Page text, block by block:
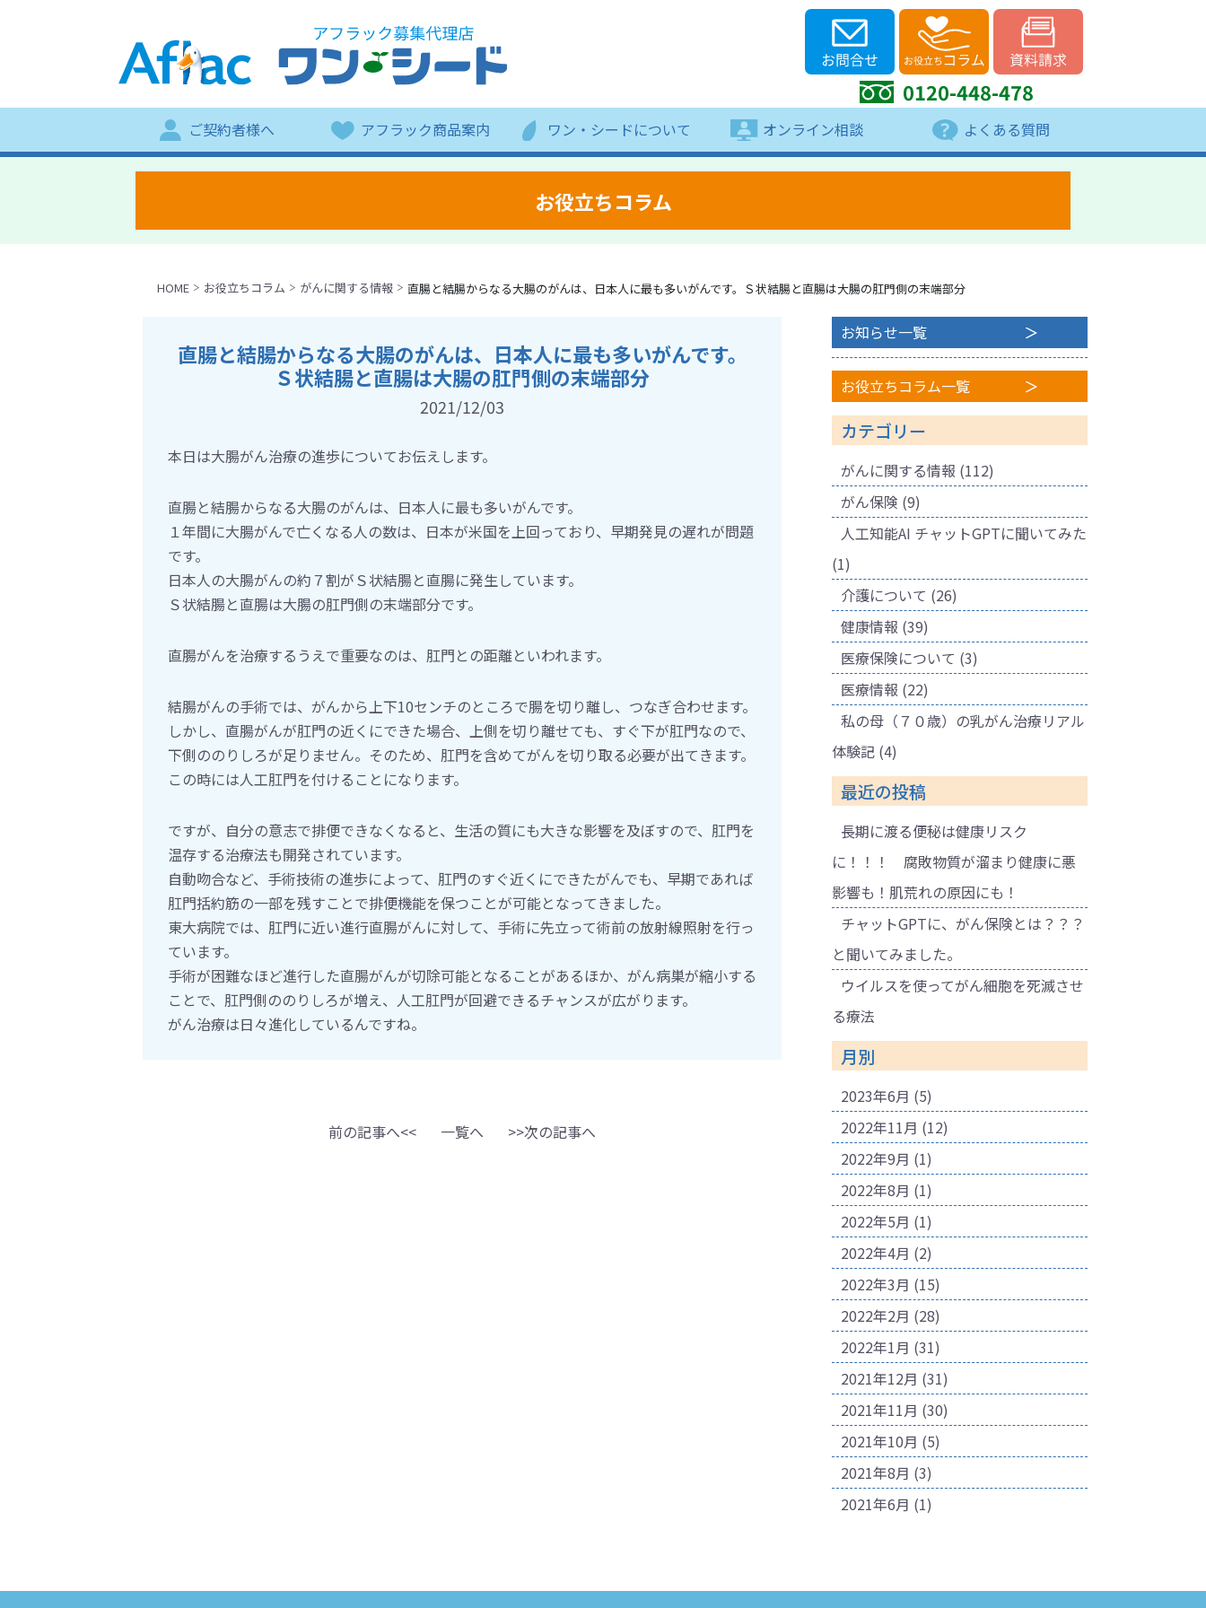
0120-448-478
ご契約者様へ アフラック商品案内 ワン・シードについて オンライン相談 よくある質問
お役立ちコラム
HOME お役立ちコラム がんに関する情報 直腸と結腸からなる大腸のがんは、日本人に最も多いがんです。Ｓ状結腸と直腸は大腸の肛門側の末端部分
直腸と結腸からなる大腸のがんは、日本人に最も多いがんです。
Ｓ状結腸と直腸は大腸の肛門側の末端部分
2021/12/03
本日は大腸がん治療の進歩についてお伝えします。
直腸と結腸からなる大腸のがんは、日本人に最も多いがんです。
１年間に大腸がんで亡くなる人の数は、日本が米国を上回っており、早期発見の遅れが問題
です。
日本人の大腸がんの約７割がＳ状結腸と直腸に発生しています。
Ｓ状結腸と直腸は大腸の肛門側の末端部分です。
直腸がんを治療するうえで重要なのは、肛門との距離といわれます。
結腸がんの手術では、がんから上下10センチのところで腸を切り離し、つなぎ合わせます。
しかし、直腸がんが肛門の近くにできた場合、上側を切り離せても、すぐ下が肛門なので、
下側ののりしろが足りません。そのため、肛門を含めてがんを切り取る必要が出てきます。
この時には人工肛門を付けることになります。
ですが、自分の意志で排便できなくなると、生活の質にも大きな影響を及ぼすので、肛門を
温存する治療法も開発されています。
自動吻合など、手術技術の進歩によって、肛門のすぐ近くにできたがんでも、早期であれば
肛門括約筋の一部を残すことで排便機能を保つことが可能となってきました。
東大病院では、肛門に近い進行直腸がんに対して、手術に先立って術前の放射線照射を行っ
ています。
手術が困難なほど進行した直腸がんが切除可能となることがあるほか、がん病巣が縮小する
ことで、肛門側ののりしろが増え、人工肛門が回避できるチャンスが広がります。
がん治療は日々進化しているんですね。
前の記事へ<< 一覧へ >>次の記事へ
お知らせ一覧
お役立ちコラム一覧
カテゴリー
がんに関する情報 (112)
がん保険 (9)
人工知能AI チャットGPTに聞いてみた
(1)
介護について (26)
健康情報 (39)
医療保険について (3)
医療情報 (22)
私の母（７０歳）の乳がん治療リアル
体験記 (4)
最近の投稿
長期に渡る便秘は健康リスク
に！！！ 腐敗物質が溜まり健康に悪
影響も！肌荒れの原因にも！
チャットGPTに、がん保険とは？？？
と聞いてみました。
ウイルスを使ってがん細胞を死滅させ
る療法
月別
2023年6月 (5)
2022年11月 (12)
2022年9月 (1)
2022年8月 (1)
2022年5月 (1)
2022年4月 (2)
2022年3月 (15)
2022年2月 (28)
2022年1月 (31)
2021年12月 (31)
2021年11月 (30)
2021年10月 (5)
2021年8月 (3)
2021年6月 (1)